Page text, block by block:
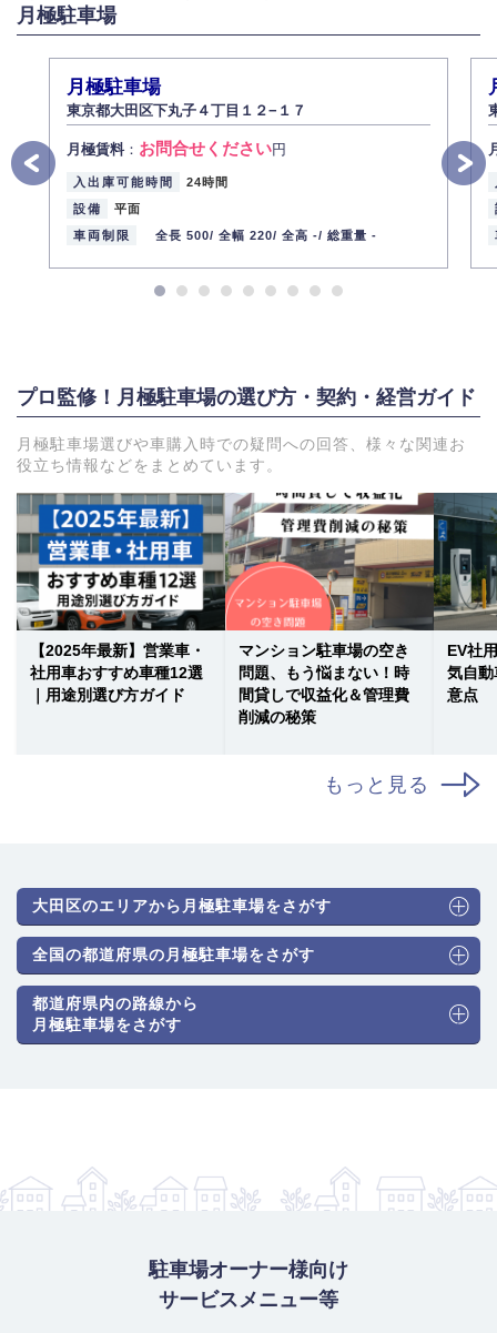
月極駐車場
月極駐車場
東京都大田区下丸子４丁目１２−１７
月極賃料： お問合せください円
入出庫可能時間
24時間
設備
平面
車両制限
全長 500/ 全幅 220/ 全高 -/ 総重量 -
プロ監修！月極駐車場の選び方・契約・経営ガイド
月極駐車場選びや車購入時での疑問への回答、様々な関連お
役立ち情報などをまとめています。
【2025年最新】営業車・
社用車おすすめ車種12選
｜用途別選び方ガイド
マンション駐車場の空き
問題、もう悩まない！時
間貸しで収益化＆管理費
削減の秘策
EV社
気自
意点
もっと見る
大田区のエリアから月極駐車場をさがす
全国の都道府県の月極駐車場をさがす
都道府県内の路線から
月極駐車場をさがす
駐車場オーナー様向け
サービスメニュー等